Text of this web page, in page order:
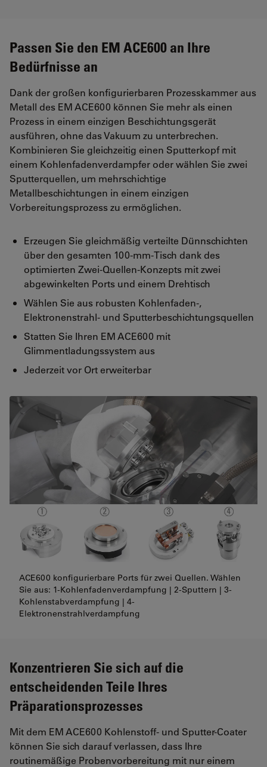
Passen Sie den EM ACE600 an Ihre
Bedürfnisse an
Dank der großen konfigurierbaren Prozesskammer aus
Metall des EM ACE600 können Sie mehr als einen
Prozess in einem einzigen Beschichtungsgerät
ausführen, ohne das Vakuum zu unterbrechen.
Kombinieren Sie gleichzeitig einen Sputterkopf mit
einem Kohlenfadenverdampfer oder wählen Sie zwei
Sputterquellen, um mehrschichtige
Metallbeschichtungen in einem einzigen
Vorbereitungsprozess zu ermöglichen.
Erzeugen Sie gleichmäßig verteilte Dünnschichten
über den gesamten 100-mm-Tisch dank des
optimierten Zwei-Quellen-Konzepts mit zwei
abgewinkelten Ports und einem Drehtisch
Wählen Sie aus robusten Kohlenfaden-,
Elektronenstrahl- und Sputterbeschichtungsquellen
Statten Sie Ihren EM ACE600 mit
Glimmentladungssystem aus
Jederzeit vor Ort erweiterbar
ACE600 konfigurierbare Ports für zwei Quellen. Wählen
Sie aus: 1-Kohlenfadenverdampfung | 2-Sputtern | 3-
Kohlenstabverdampfung | 4-
Elektronenstrahlverdampfung
Konzentrieren Sie sich auf die
entscheidenden Teile Ihres
Präparationsprozesses
Mit dem EM ACE600 Kohlenstoff- und Sputter-Coater
können Sie sich darauf verlassen, dass Ihre
routinemäßige Probenvorbereitung mit nur einem